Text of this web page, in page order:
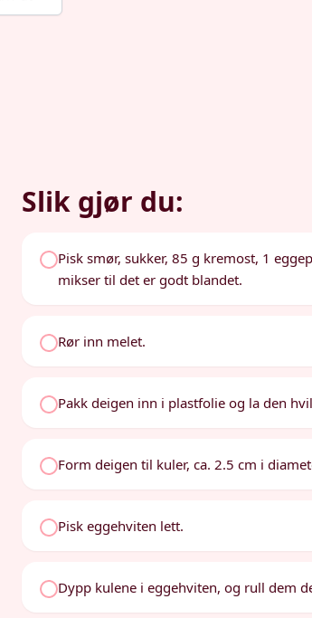
Slik gjør du:
Pisk smør, sukker, 85 g kremost, 1
mikser til det er godt blandet.
Rør inn melet.
Pakk deigen inn i plastfolie og la den
Form deigen til kuler, ca. 2.5 cm i
Pisk eggehviten lett.
Dypp kulene i eggehviten, og rull dem